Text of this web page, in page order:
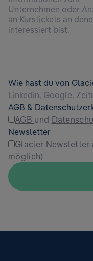
Wie hast du von
AGB &
AGB und
Newsletter
Glacier Newsletter
möglich)